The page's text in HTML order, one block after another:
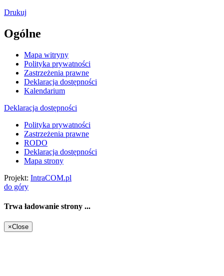
Drukuj
Ogólne
Mapa witryny
Polityka prywatności
Zastrzeżenia prawne
Deklaracja dostępności
Kalendarium
Deklaracja dostępności
Polityka prywatności
Zastrzeżenia prawne
RODO
Deklaracja dostępności
Mapa strony
Projekt: IntraCOM.pl
do góry
Trwa ładowanie strony ...
×Close